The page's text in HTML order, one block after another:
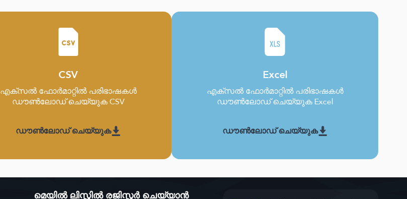
CSV
എക്സൽ ഫോർമാറ്റിൽ പരിഭാഷകൾ
ഡൗൺലോഡ് ചെയ്യുക CSV
ഡൗൺലോഡ് ചെയ്യുക
Excel
എക്സൽ ഫോർമാറ്റിൽ പരിഭാഷകൾ
ഡൗൺലോഡ് ചെയ്യുക Excel
ഡൗൺലോഡ് ചെയ്യുക
മെയിൽ ലിസ്റ്റിൽ രജിസ്റ്റർ ചെയ്യാൻ